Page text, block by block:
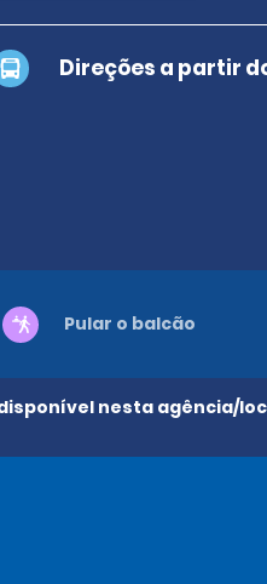
Direções a partir
nesta agência/
Pular o balcão